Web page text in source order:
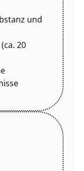
und
20